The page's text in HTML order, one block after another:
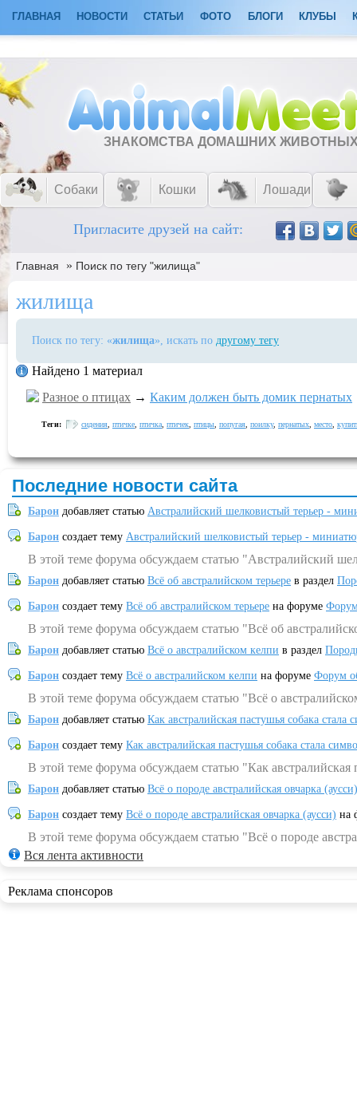
ГЛАВНАЯ НОВОСТИ СТАТЬИ ФОТО БЛОГИ КЛУБЫ
ЗНАКОМСТВА ДОМАШНИХ
Собаки Кошки Лошади
Пригласите друзей на сайт:
Главная » Поиск по тегу "жилища"
жилища
Поиск по тегу: «жилища», искать по другому тегу
Найдено 1 материал
Разное о птицах → Каким должен быть домик пернатых
Теги: сидения птичке птичка птичек птицы попугая поилку, пернатых место
Последние новости сайта
Барон добавляет статью Австралийский шелковистый терьер -
Барон создает тему Австралийский шелковистый терьер -
В этой теме форума обсуждаем статью "Австралийский
Барон добавляет статью Всё об австралийском терьере в раздел
Барон создает тему Всё об австралийском терьере на форуме
В этой теме форума обсуждаем статью "Всё об
Барон добавляет статью Всё о австралийском келпи в раздел
Барон создает тему Всё о австралийском келпи на форуме Форум
В этой теме форума обсуждаем статью "Всё о
Барон добавляет статью Как австралийская пастушья собака
Барон создает тему Как австралийская пастушья собака стала
В этой теме форума обсуждаем статью "Как
Барон добавляет статью Всё о породе австралийская овчарка (аусси)
Барон создает тему Всё о породе австралийская овчарка (аусси) на
В этой теме форума обсуждаем статью "Всё о породе
Вся лента активности
Реклама спонсоров